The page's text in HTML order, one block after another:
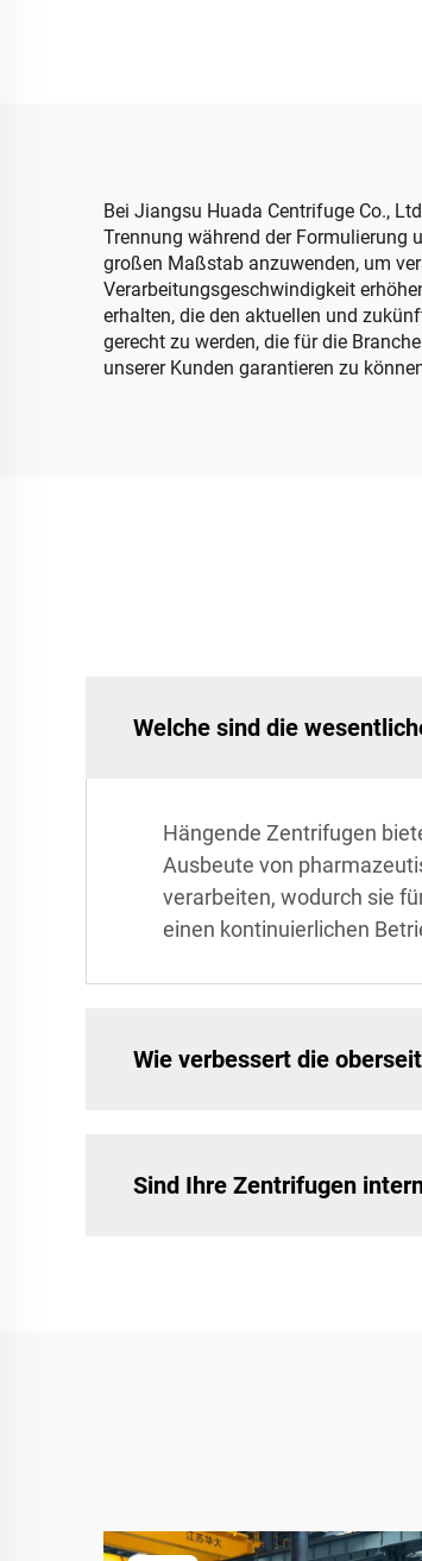
Bei Jiangsu Huada Centrifuge Co.,
Trennung während der Formulierung
großen Maßstab anzuwenden, um
Verarbeitungsgeschwindigkeit
erhalten, die den aktuellen und
gerecht zu werden, die für die
unserer Kunden garantieren zu
Welche sind die
Hängende Zentrifugen
Ausbeute von
verarbeiten, wodurch sie
einen kontinuierlichen
Wie verbessert die
Sind Ihre Zentrifugen